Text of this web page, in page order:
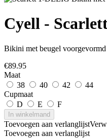
Cyell -
Bikini met beugel voorgevormd
€89.95
Maat
38
40 42
44
Cupmaat
D
E F
In winkelmand
Toevoegen aan verlanglijst
Toevoegen aan verlanglijst